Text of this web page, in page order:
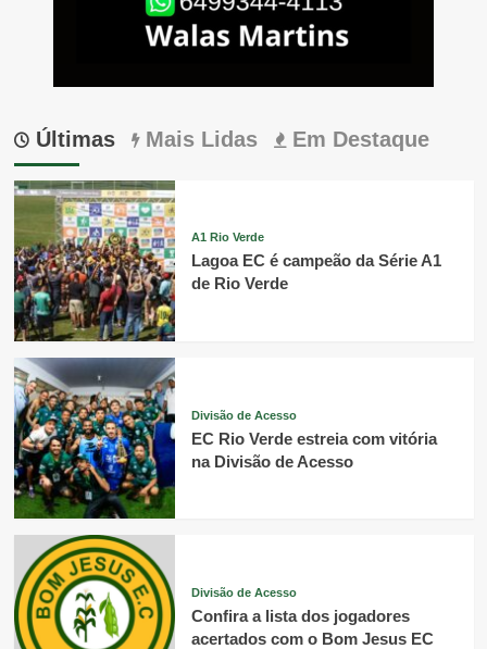
Últimas Mais Lidas Em Destaque
A1 Rio Verde
Lagoa EC é campeão da Série A1
de Rio Verde
Divisão de Acesso
EC Rio Verde estreia com vitória
na Divisão de Acesso
Divisão de Acesso
Confira a lista dos jogadores
acertados com o Bom Jesus EC